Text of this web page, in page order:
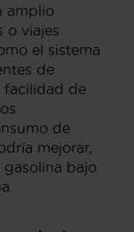
amplio
o viajes
el sistema
de
facilidad de
de
mejorar,
gasolina bajo